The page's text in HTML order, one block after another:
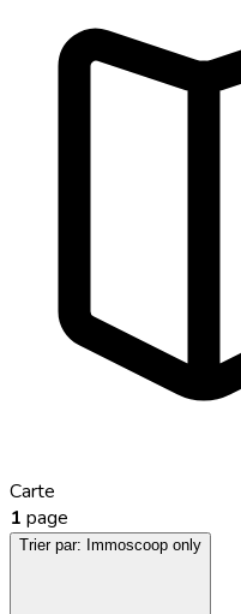
Carte
1 page
Trier par: Immoscoop only